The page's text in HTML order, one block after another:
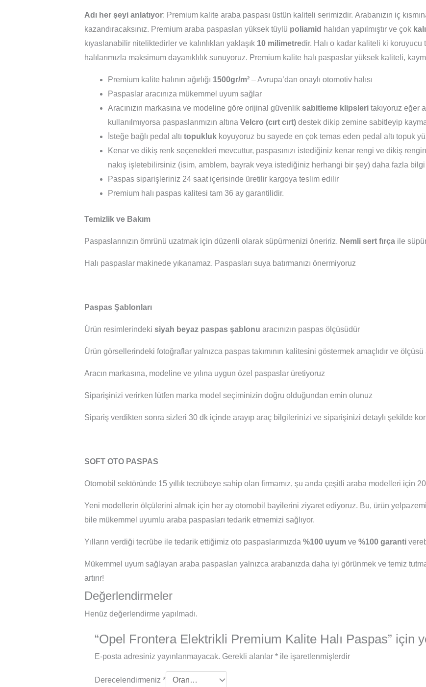
Adı her şeyi anlatıyor: Premium kalite araba paspası üstün kaliteli serimizdir. Arabanızın iç
kazandıracaksınız. Premium araba paspasları yüksek tüylü poliamid halıdan yapılmıştır ve çok
kıyaslanabilir niteliktedirler ve kalınlıkları yaklaşık 10 milimetredir. Halı o kadar kaliteli ki koruyucu
halılarımızla maksimum dayanıklılık sunuyoruz. Premium kalite halı paspaslar yüksek kaliteli,
Premium kalite halının ağırlığı 1500gr/m² – Avrupa’dan onaylı otomotiv halısı
Paspaslar aracınıza mükemmel uyum sağlar
Aracınızın markasına ve modeline göre orijinal güvenlik sabitleme klipsleri takıyoruz eğer
kullanılmıyorsa paspaslarımızın altına Velcro (cırt cırt) destek dikip zemine sabitleyip
İsteğe bağlı pedal altı topukluk koyuyoruz bu sayede en çok temas eden pedal altı topuk
Kenar ve dikiş renk seçenekleri mevcuttur, paspasınızı istediğiniz kenar rengi ve dikiş
nakış işletebilirsiniz (isim, amblem, bayrak veya istediğiniz herhangi bir şey) daha fazla
Paspas siparişleriniz 24 saat içerisinde üretilir kargoya teslim edilir
Premium halı paspas kalitesi tam 36 ay garantilidir.
Temizlik ve Bakım
Paspaslarınızın ömrünü uzatmak için düzenli olarak süpürmenizi öneririz. Nemli sert fırça ile
Halı paspaslar makinede yıkanamaz. Paspasları suya batırmanızı önermiyoruz
Paspas Şablonları
Ürün resimlerindeki siyah beyaz paspas şablonu aracınızın paspas ölçüsüdür
Ürün görsellerindeki fotoğraflar yalnızca paspas takımının kalitesini göstermek amaçlıdır ve ölçüsü
Aracın markasına, modeline ve yılına uygun özel paspaslar üretiyoruz
Siparişinizi verirken lütfen marka model seçiminizin doğru olduğundan emin olunuz
Sipariş verdikten sonra sizleri 30 dk içinde arayıp araç bilgilerinizi ve siparişinizi detaylı şekilde
SOFT OTO PASPAS
Otomobil sektöründe 15 yıllık tecrübeye sahip olan firmamız, şu anda çeşitli araba modelleri için
Yeni modellerin ölçülerini almak için her ay otomobil bayilerini ziyaret ediyoruz. Bu, ürün
bile mükemmel uyumlu araba paspasları tedarik etmemizi sağlıyor.
Yılların verdiği tecrübe ile tedarik ettiğimiz oto paspaslarımızda %100 uyum ve %100 garanti
Mükemmel uyum sağlayan araba paspasları yalnızca arabanızda daha iyi görünmek ve temiz
artırır!
Değerlendirmeler
Henüz değerlendirme yapılmadı.
“Opel Frontera Elektrikli Premium Kalite Halı Paspas” için
E-posta adresiniz yayınlanmayacak. Gerekli alanlar * ile işaretlenmişlerdir
Derecelendirmeniz *